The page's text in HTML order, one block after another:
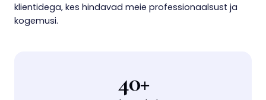
klientidega, kes hindavad meie professionaalsust ja
kogemusi.
40+